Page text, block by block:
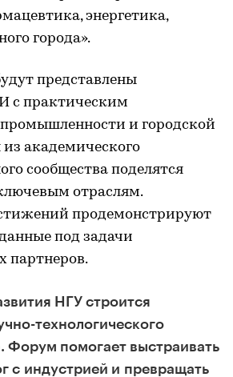
энергетика,
города».
представлены
с практическим
и городской
из академического
сообщества поделятся
отраслям.
продемонстрируют
под задачи
партнеров.
НГУ строится
технологического
Форум помогает выстраивать
с индустрией и превращать